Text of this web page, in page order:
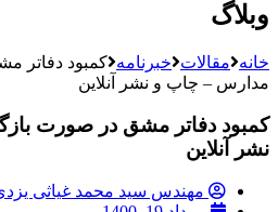
وبلاگ
خانه مقالات خبرنامه کمبود دفاتر
مدارس – چاپ و نشر آنلاین
کمبود دفاتر مشق در صورت
نشر آنلاین
مهندس سید محمد غیاثی